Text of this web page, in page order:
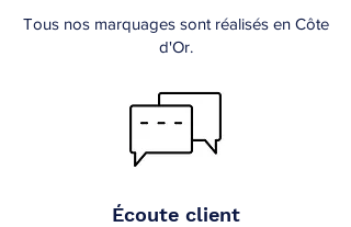
Tous nos marquages sont réalisés en Côte
d'Or.
Écoute client